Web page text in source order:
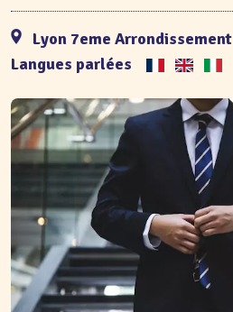
Lyon 7eme Arrondissement
Langues parlées